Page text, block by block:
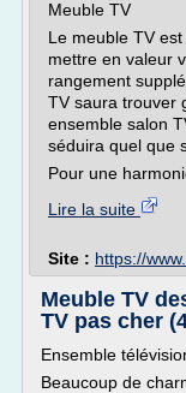
Meuble TV
Le meuble TV
mettre en valeur
rangement
TV saura trouver
ensemble salon
séduira quel que
Pour une
Lire la suite
Site : https://
Meuble TV
TV pas cher
Ensemble
Beaucoup de